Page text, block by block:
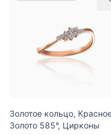
Золотое кольцо,
Золото 585°, Цирконы